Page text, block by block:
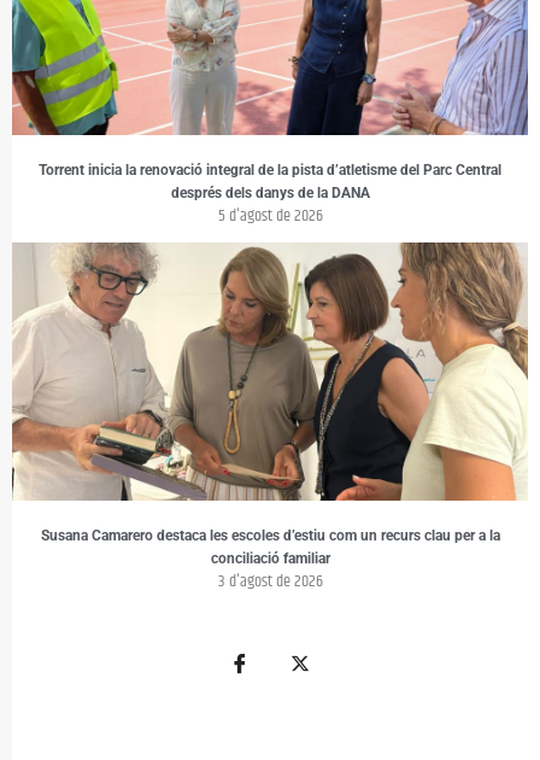
Torrent inicia la renovació integral de la pista d’atletisme del Parc Central
després dels danys de la DANA
5 d'agost de 2026
Susana Camarero destaca les escoles d’estiu com un recurs clau per a la
conciliació familiar
3 d'agost de 2026